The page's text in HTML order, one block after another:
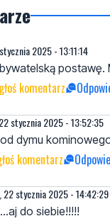
2025 - 13:11:14
postawę.
komentarz
stycznia 2025 - 13:52:35
dymu
komentarz
22 stycznia 2025 - 14:42:29
do siebie!!!!!